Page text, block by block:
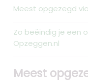
Meest opgezegd
Zo beëindig je een
Opzeggen.nl
Meest